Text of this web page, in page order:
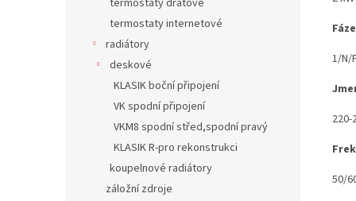
termostaty drátové
termostaty internetové
radiátory
deskové
KLASIK boční připojení
VK spodní připojení
VKM8 spodní střed,spodní pravý
KLASIK R-pro rekonstrukci
koupelnové radiátory
záložní zdroje
Fáze
1/N/
220-
50/